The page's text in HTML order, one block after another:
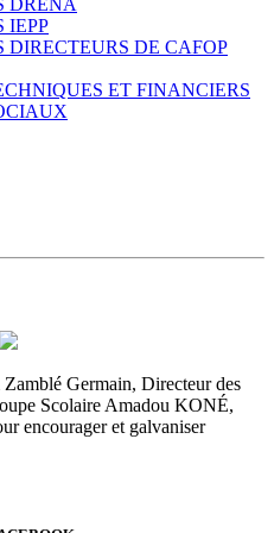
IEPP
DIRECTEURS DE CAFOP
ET FINANCIERS
Germain, Directeur des
Scolaire Amadou KONÉ,
encourager et galvaniser